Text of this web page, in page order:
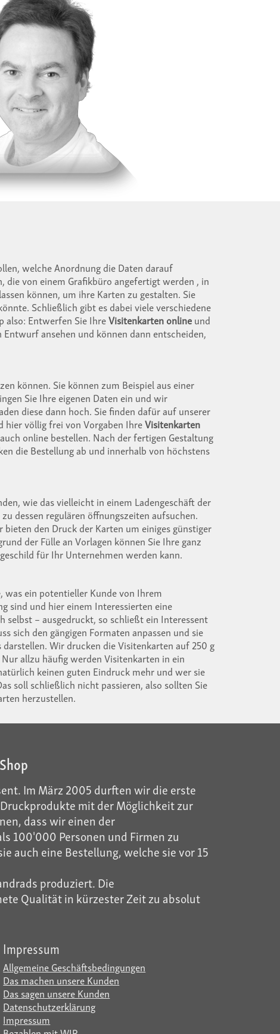
welche Anordnung die Daten darauf
von einem Grafikbüro angefertigt werden , in
können, um ihre Karten zu gestalten. Sie
Schließlich gibt es dabei viele verschiedene
also: Entwerfen Sie IhreVisitenkarten onlineund
ansehen und können dann entscheiden,
können. Sie können zum Beispiel aus einer
Sie Ihre eigenen Daten ein und wir
diese dann hoch. Sie finden dafür auf unserer
hier völlig frei von Vorgaben IhreVisitenkarten
online bestellen. Nach der fertigen Gestaltung
die Bestellung ab und innerhalb von höchstens
wie das vielleicht in einem Ladengeschäft der
dessen regulären öffnungszeiten aufsuchen.
den Druck der Karten um einiges günstiger
der Fülle an Vorlagen können Sie Ihre ganz
für Ihr Unternehmen werden kann.
was ein potentieller Kunde von Ihrem
sind und hier einem Interessierten eine
– ausgedruckt, so schließt ein Interessent
sich den gängigen Formaten anpassen und sie
Wir drucken die Visitenkarten auf 250 g
allzu häufig werden Visitenkarten in ein
keinen guten Eindruck mehr und wer sie
soll schließlich nicht passieren, also sollten Sie
herzustellen.
Im März 2005 durften wir die erste
mit der Möglichkeit zur
dass wir einen der
100'000 Personen und Firmen zu
auch eine Bestellung, welche sie vor 15
produziert. Die
Qualität in kürzester Zeit zu absolut
Impressum
Allgemeine Geschäftsbedingungen
Das machen unsere Kunden
Das sagen unsere Kunden
Datenschutzerklärung
Impressum